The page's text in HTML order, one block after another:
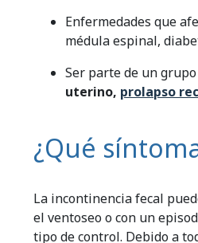
Enfermedades que
médula espinal,
Ser parte de un
uterino, prolapso
¿Qué
La incontinencia fecal
el ventoseo o con un
tipo de control. Debido a